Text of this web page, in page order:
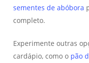
sementes de abóbora
completo.
Experimente outras
cardápio, como o pão